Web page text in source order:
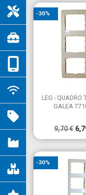
 Vista
LEG - QUADRO
GALEA
9,70 €
-30%
-30%